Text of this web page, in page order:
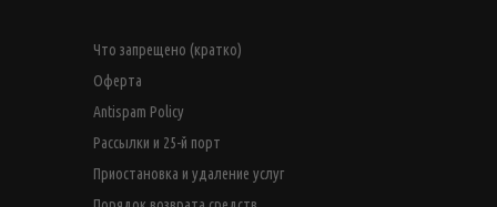
Что запрещено (кратко)
Оферта
Antispam Policy
Рассылки и 25-й порт
Приостановка и удаление услуг